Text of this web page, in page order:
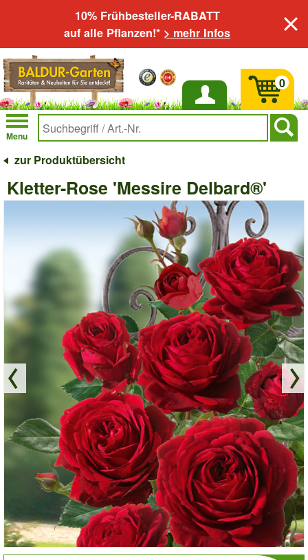
10% Frühbesteller-RABATT
auf alle Pflanzen!* > mehr Infos
Anmelden
Menu
0
zur Produktübersicht
Kletter-Rose 'Messire Delbard®'